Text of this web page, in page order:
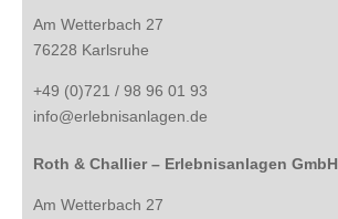
Am Wetterbach 27
76228 Karlsruhe
+49 (0)721 / 98 96 01 93
info@erlebnisanlagen.de
Roth & Challier – Erlebnisanlagen GmbH
Am Wetterbach 27